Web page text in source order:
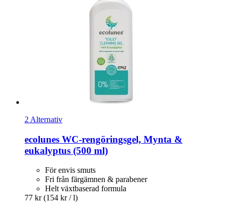
2 Alternativ
ecolunes WC-​rengöringsgel, Mynta &
eukalyptus (500 ml)
För envis smuts
Fri från färgämnen & parabener
Helt växtbaserad formula
77 kr (154 kr / l)